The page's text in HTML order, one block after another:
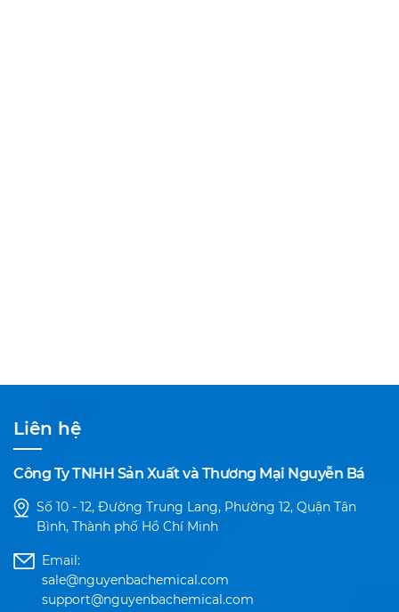
Liên hệ
Công Ty TNHH Sản Xuất và Thương Mại Nguyễn Bá
Số 10 - 12, Đường Trung Lang, Phường 12, Quận Tân
Bình, Thành phố Hồ Chí Minh
Email:
sale@nguyenbachemical.com
support@nguyenbachemical.com